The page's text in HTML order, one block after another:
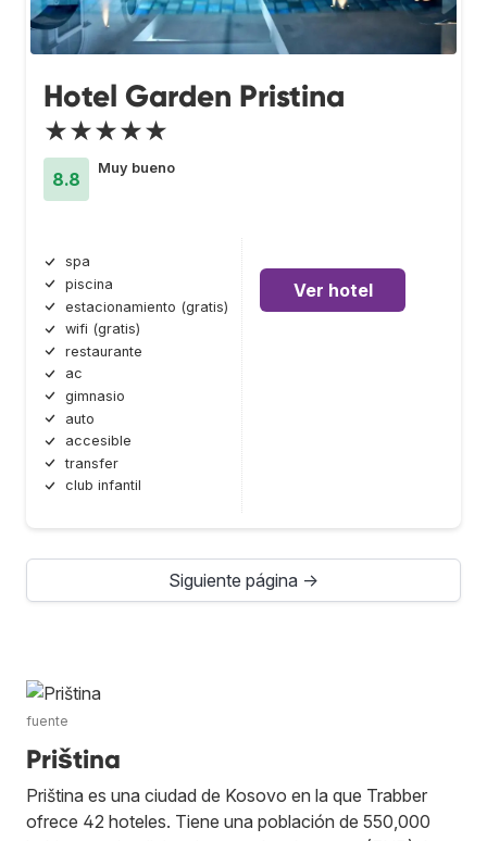
Hotel Garden Pristina
★★★★★
8.8
Muy bueno
spa
piscina
estacionamiento (gratis)
wifi (gratis)
restaurante
ac
gimnasio
auto
accesible
transfer
club infantil
Ver hotel
Siguiente página →
fuente
Priština
Priština es una ciudad de Kosovo en la que Trabber
ofrece 42 hoteles. Tiene una población de 550,000